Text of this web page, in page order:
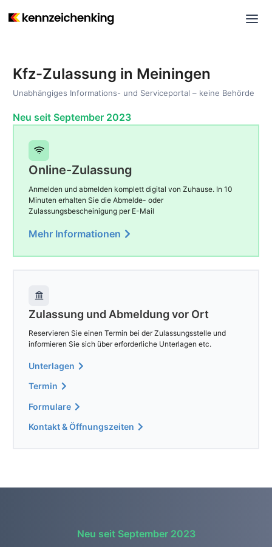
Kfz-Zulassung in Meiningen
Unabhängiges Informations- und Serviceportal – keine Behörde
Neu seit September 2023
Online-Zulassung
Anmelden und abmelden komplett digital von Zuhause. In 10
Minuten erhalten Sie die Abmelde- oder
Zulassungsbescheinigung per E-Mail
Mehr Informationen
Zulassung und Abmeldung vor Ort
Reservieren Sie einen Termin bei der Zulassungsstelle und
informieren Sie sich über erforderliche Unterlagen etc.
Unterlagen
Termin
Formulare
Kontakt & Öffnungszeiten
Neu seit September 2023